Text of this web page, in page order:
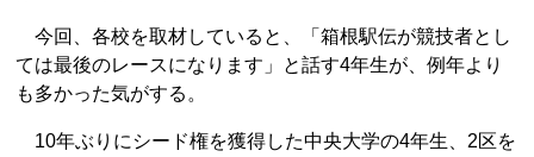
今回、各校を取材していると、「箱根駅伝が競技者とし
ては最後のレースになります」と話す4年生が、例年より
も多かった気がする。
10年ぶりにシード権を獲得した中央大学の4年生、2区を